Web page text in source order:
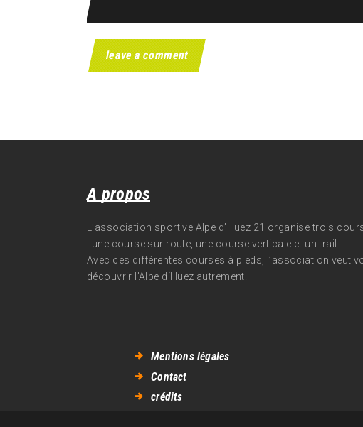
A propos
L’association sportive Alpe d’Huez 21 organise trois
: une course sur route, une course verticale et un trail.
Avec ces différentes courses à pieds, l’association veut
découvrir l’Alpe d‘Huez autrement.
Mentions légales
Contact
crédits